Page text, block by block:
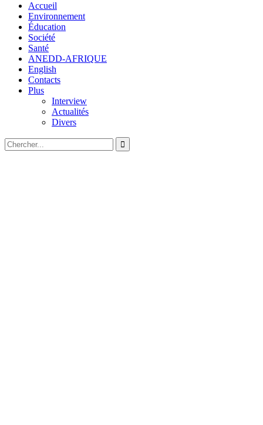
Accueil
Environnement
Éducation
Société
Santé
ANEDD-AFRIQUE
English
Contacts
Plus
Interview
Actualités
Divers